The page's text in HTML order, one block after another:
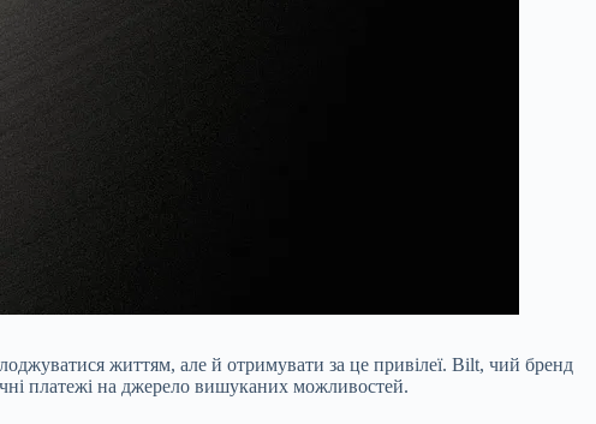
життям, але й отримувати за це привілеї. Bilt, чий бренд
платежі на джерело вишуканих можливостей.